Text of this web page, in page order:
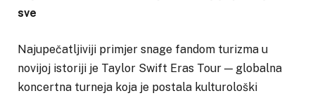
sve
Najupečatljiviji primjer snage fandom turizma u
novijoj istoriji je Taylor Swift Eras Tour — globalna
koncertna turneja koja je postala kulturološki